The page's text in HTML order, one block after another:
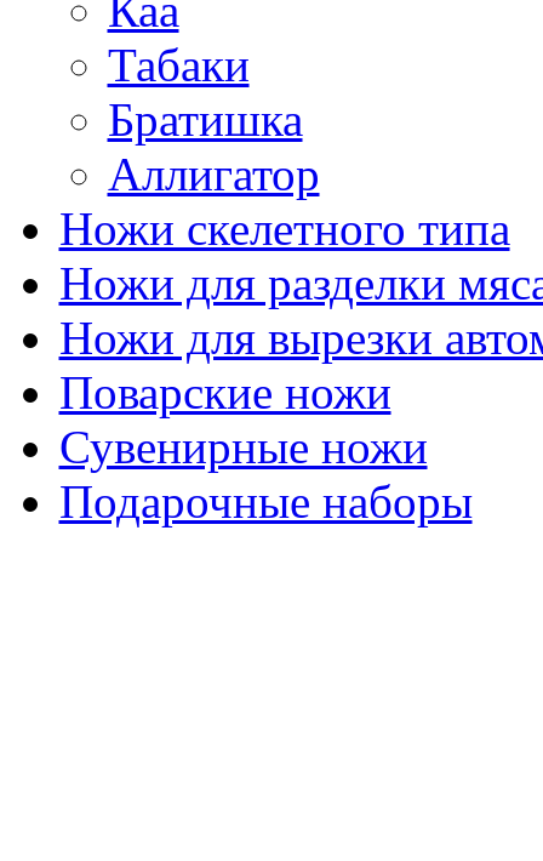
Каа
Табаки
Братишка
Аллигатор
Ножи скелетного типа
Ножи для разделки
Ножи для вырезки
Поварские ножи
Сувенирные ножи
Подарочные наборы